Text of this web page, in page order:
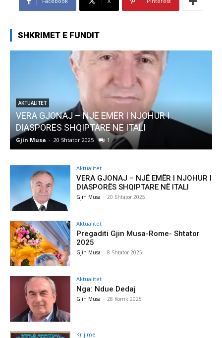
SHKRIMET E FUNDIT
AKTUALITET
Pregaditi Gjin Musa-Rome- Shtator 2025
Gjin Musa - 8 Shtator 2025 0
Aktualitet
VERA GJONAJ – NJË EMËR I NJOHUR I
DIASPORËS SHQIPTARE NË ITALI
Gjin Musa - 20 Shtator 2025
Aktualitet
Pregaditi Gjin Musa-Rome- Shtator
2025
Gjin Musa - 8 Shtator 2025
Aktualitet
Nga: Ndue Dedaj
Gjin Musa - 28 Korrik 2025
Krijime